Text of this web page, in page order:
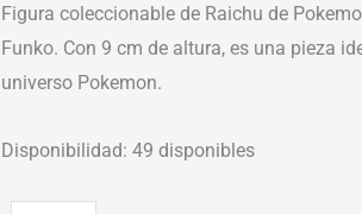
Figura coleccionable de Raichu de
Funko. Con 9 cm de altura, es una pieza
universo Pokemon.
Disponibilidad: 49 disponibles